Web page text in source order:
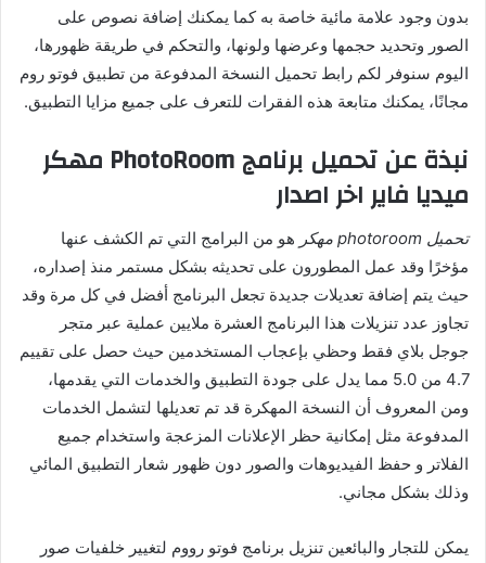
بدون وجود علامة مائية خاصة به كما يمكنك إضافة نصوص على
الصور وتحديد حجمها وعرضها ولونها، والتحكم في طريقة ظهورها،
اليوم سنوفر لكم رابط تحميل النسخة المدفوعة من تطبيق فوتو روم
مجانًا، يمكنك متابعة هذه الفقرات للتعرف على جميع مزايا التطبيق.
نبذة عن تحميل برنامج PhotoRoom مهكر
ميديا فاير اخر اصدار
تحميل photoroom مهكر
هو من البرامج التي تم الكشف عنها
مؤخرًا وقد عمل المطورون على تحديثه بشكل مستمر منذ إصداره،
حيث يتم إضافة تعديلات جديدة تجعل البرنامج أفضل في كل مرة وقد
تجاوز عدد تنزيلات هذا البرنامج العشرة ملايين عملية عبر متجر
جوجل بلاي فقط وحظي بإعجاب المستخدمين حيث حصل على تقييم
4.7 من 5.0 مما يدل على جودة التطبيق والخدمات التي يقدمها،
ومن المعروف أن النسخة المهكرة قد تم تعديلها لتشمل الخدمات
المدفوعة مثل إمكانية حظر الإعلانات المزعجة واستخدام جميع
الفلاتر و حفظ الفيديوهات والصور دون ظهور شعار التطبيق المائي
وذلك بشكل مجاني.
يمكن للتجار والبائعين تنزيل برنامج فوتو رووم لتغيير خلفيات صور